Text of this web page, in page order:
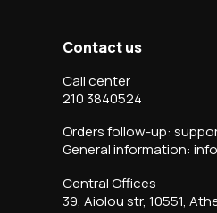
Contact us
Call center
210 3840524
Orders follow-up:
General information:
Central Offices
39, Aiolou str, 10551,